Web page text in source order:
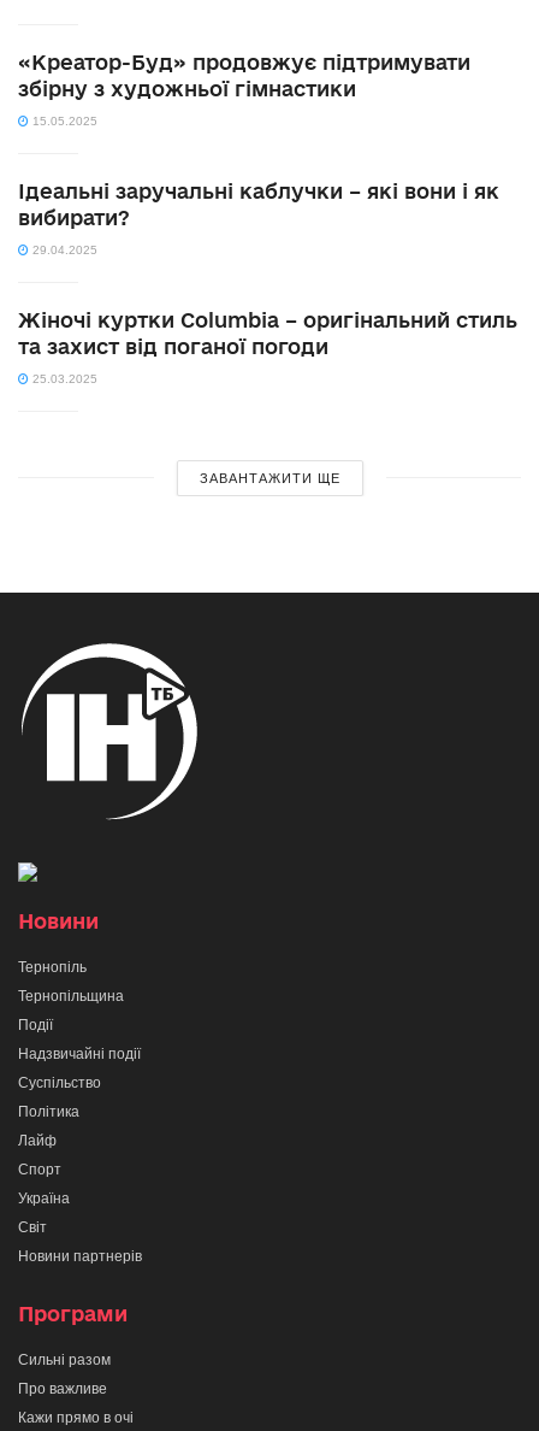
«Креатор-Буд» продовжує підтримувати
збірну з художньої гімнастики
15.05.2025
Ідеальні заручальні каблучки – які вони і як
вибирати?
29.04.2025
Жіночі куртки Columbia – оригінальний стиль
та захист від поганої погоди
25.03.2025
ЗАВАНТАЖИТИ ЩЕ
Новини
Тернопіль
Тернопільщина
Події
Надзвичайні події
Суспільство
Політика
Лайф
Спорт
Україна
Світ
Новини партнерів
Програми
Сильні разом
Про важливе
Кажи прямо в очі